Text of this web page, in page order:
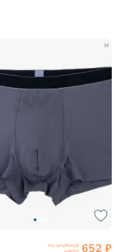
M
по клубной 652 ₽